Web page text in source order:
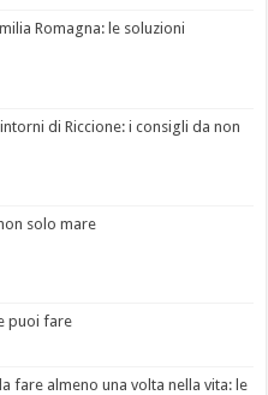
Romagna: le soluzioni
di Riccione: i consigli da non
solo mare
puoi fare
fare almeno una volta nella vita: le